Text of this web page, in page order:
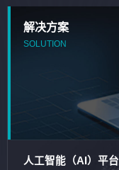
解决方案
SOLUTION
人工智能（AI）平台